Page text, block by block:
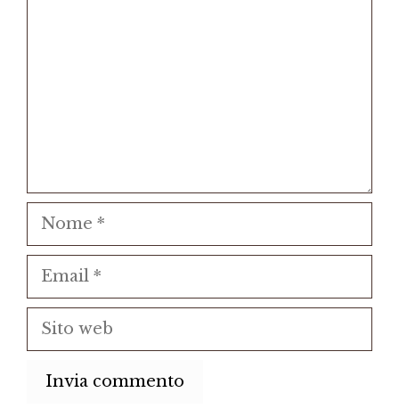
Nome
Email
Sito
web